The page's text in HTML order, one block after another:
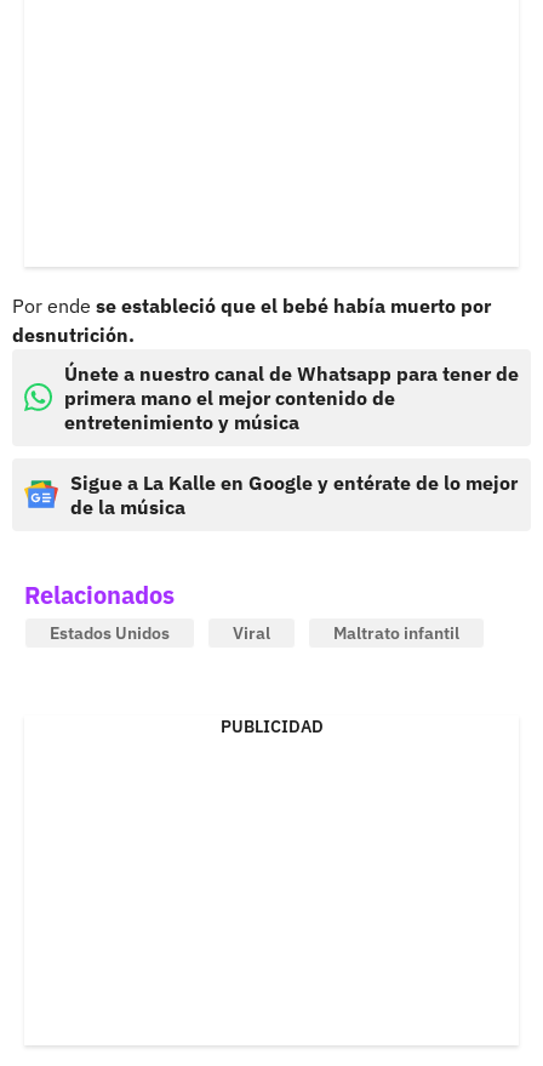
Por ende se estableció que el bebé había muerto por
desnutrición.
Únete a nuestro canal de Whatsapp para tener de
primera mano el mejor contenido de
entretenimiento y música
Sigue a La Kalle en Google y entérate de lo mejor
de la música
Relacionados
Estados Unidos Viral Maltrato infantil
PUBLICIDAD